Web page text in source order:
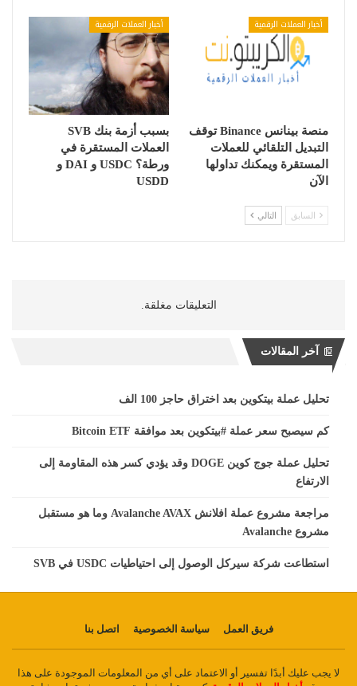
أخبار العملات الرقمية
منصة بينانس Binance توقف
التبديل التلقائي للعملات
المستقرة ويمكنك تداولها
الآن
أخبار العملات الرقمية
بسبب أزمة بنك SVB
العملات المستقرة في
ورطة؟ USDC و DAI و
USDD
السابق التالي
التعليقات مغلقة.
آخر المقالات
تحليل عملة بيتكوين بعد اختراق حاجز 100 الف
كم سيصبح سعر عملة #بيتكوين بعد موافقة Bitcoin ETF
تحليل عملة جوج كوين DOGE وقد يؤدي كسر هذه المقاومة إلى
الارتفاع
مراجعة مشروع عملة افلانش Avalanche AVAX وما هو مستقبل
مشروع Avalanche
استطاعت شركة سيركل الوصول إلى احتياطيات USDC في SVB
فريق العمل سياسة الخصوصية اتصل بنا
لا يجب عليك أبدًا تفسير أو الاعتماد على أي من المعلومات الموجودة على هذا